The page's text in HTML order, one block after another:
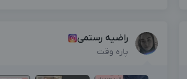
راضیه رستمی
پاره وقت